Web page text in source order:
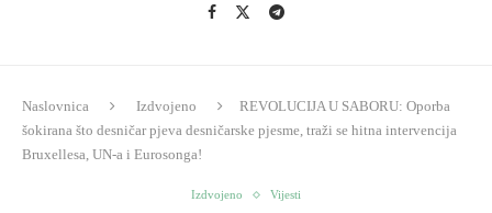
Naslovnica Izdvojeno
REVOLUCIJA U SABORU: Oporba
šokirana što desničar pjeva desničarske pjesme, traži se hitna intervencija
Bruxellesa, UN-a i Eurosonga!
Izdvojeno Vijesti